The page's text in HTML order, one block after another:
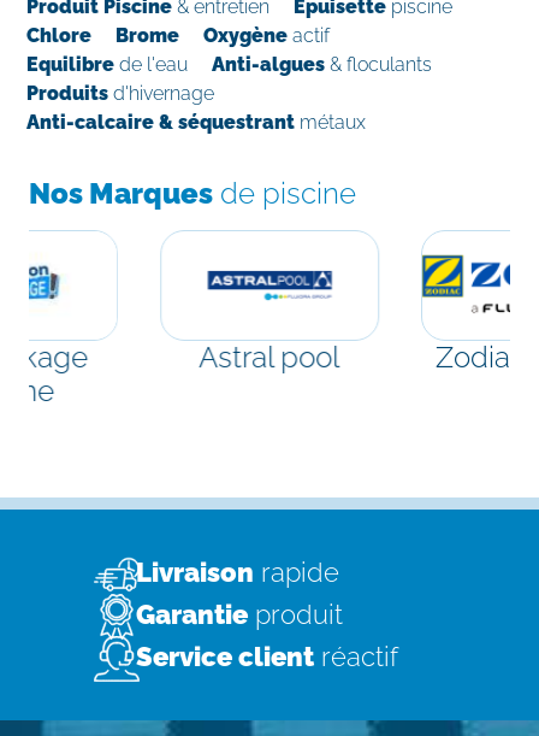
Produit Piscine & entretien Epuisette piscine
Chlore
Brome Oxygène actif
Equilibre de l'eau Anti-algues & floculants
Produits d'hivernage
Anti-calcaire & séquestrant métaux
Nos Marques de piscine
Astral pool Zodiac
Livraison rapide
Garantie produit
Service client réactif